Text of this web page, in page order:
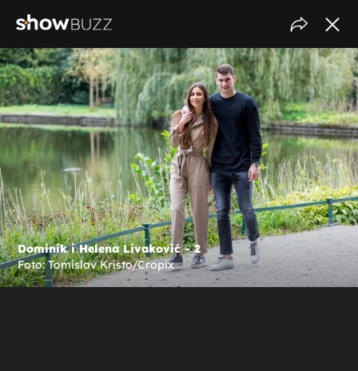
Dominik i Helena Livaković - 2
Foto: Tomislav Kristo/Cropix